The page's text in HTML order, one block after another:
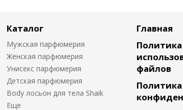
Каталог
Мужская парфюмерия
Женская парфюмерия
Унисекс парфюмерия
Детская парфюмерия
Body лосьон для тела Shaik
Главная
Политика
файлов
Политика